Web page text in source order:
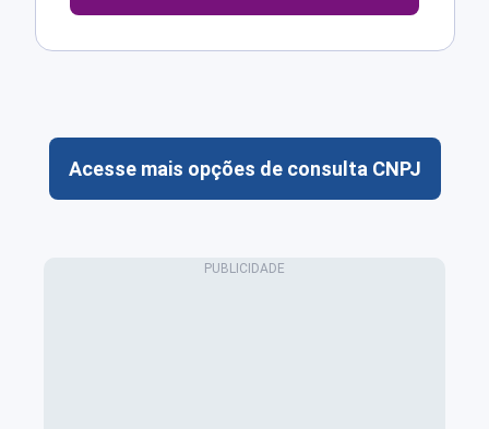
Acesse mais opções de consulta CNPJ